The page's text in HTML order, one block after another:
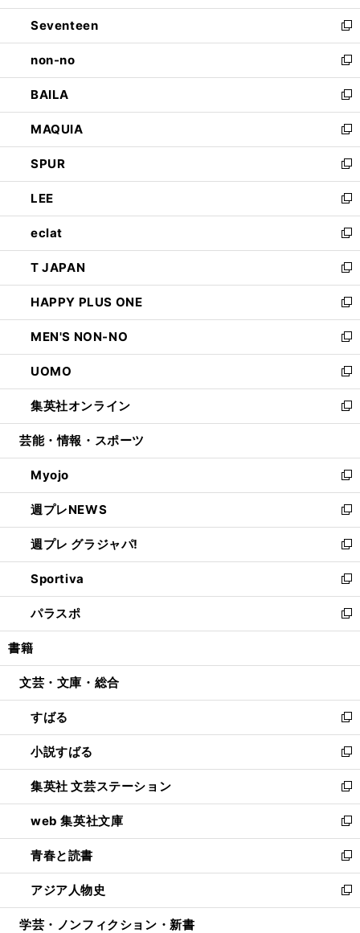
開
く
ウ
で
開
く
ン
ド
ウ
で
開
く
Seventeen
新
し
い
ウ
ィ
ン
ド
ウ
で
開
く
non-no
新
し
い
ウ
ィ
ン
ド
ウ
で
開
く
BAILA
新
し
い
ウ
ィ
ン
ド
ウ
で
開
く
MAQUIA
新
し
い
ウ
ィ
ン
ド
ウ
で
開
く
SPUR
新
し
い
ウ
ィ
ン
ド
ウ
で
開
く
LEE
新
し
い
ウ
ィ
ン
ド
ウ
で
開
く
eclat
新
し
い
ウ
ィ
ン
ド
ウ
で
開
く
T JAPAN
新
し
い
ウ
ィ
ン
ド
ウ
で
開
HAPPY PLUS ONE
新
し
い
ウ
ィ
ン
ド
ウ
開
く
MEN'S NON-NO
新
し
い
ウ
ィ
ン
ウ
で
開
く
UOMO
新
し
い
ウ
ン
ド
ウ
で
開
く
集英社オンライン
新
し
ウ
ィ
ン
ド
ウ
で
開
く
芸能・情報・スポーツ
Myojo
新
し
い
ウ
ィ
ン
ド
ウ
で
開
週プレNEWS
新
し
い
ウ
ィ
ン
ド
ウ
開
週プレ グラジャパ!
新
し
い
ウ
ィ
ン
ウ
開
く
Sportiva
新
し
い
ウ
ン
ウ
で
開
く
パラスポ
新
し
ウ
ン
ド
ウ
で
開
く
書籍
文芸・文庫・総合
すばる
新
し
い
ウ
ィ
ン
ド
ウ
で
開
く
小説すばる
新
し
い
ウ
ィ
ン
ド
ウ
で
開
集英社 文芸ステーション
新
し
い
ウ
ィ
ン
ド
ウ
web 集英社文庫
新
し
い
ウ
ィ
ン
青春と読書
新
し
い
ウ
アジア人物史
新
し
学芸・ノンフィクション・新書